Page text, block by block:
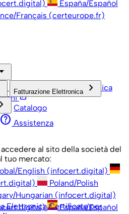
España/Español
Français (certeurope.fr)
check Grandi Aziende
Pubblica
open_in_new
Fatturazione Elettronica keyboard_arrow_right
keyboard_arrow_right Catalogo
help Assistenza
al sito della società del
tuo mercato:
English (infocert.digital)
Poland/Polish
Hungarian (infocert.digital)
España/Español
Elettronica Certificata per